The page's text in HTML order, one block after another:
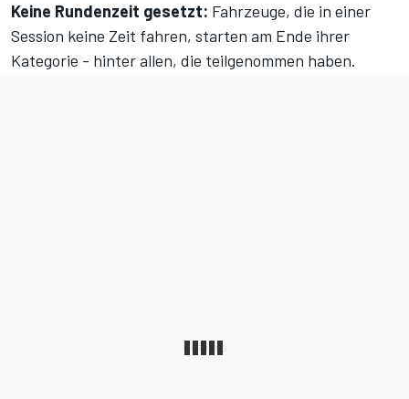
Keine Rundenzeit gesetzt: Fahrzeuge, die in einer
Session keine Zeit fahren, starten am Ende ihrer
Kategorie - hinter allen, die teilgenommen haben.